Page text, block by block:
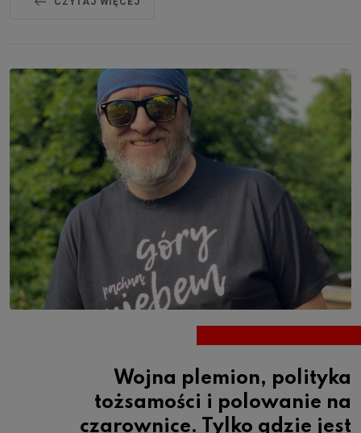
Wojna plemion, polityka
tożsamości i polowanie na
czarownice. Tylko gdzie jest